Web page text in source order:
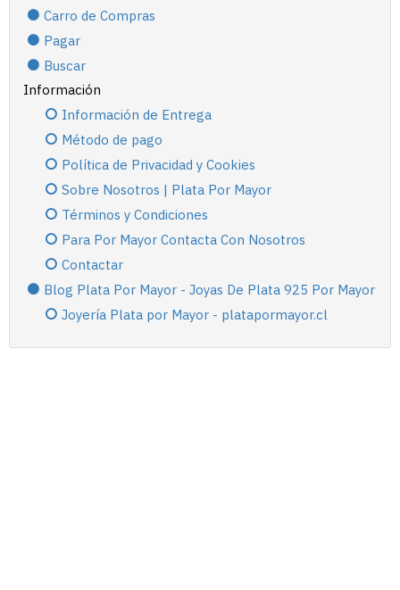
Carro de Compras
Pagar
Buscar
Información
Información de Entrega
Método de pago
Política de Privacidad y Cookies
Sobre Nosotros | Plata Por Mayor
Términos y Condiciones
Para Por Mayor Contacta Con Nosotros
Contactar
Blog Plata Por Mayor - Joyas De Plata 925 Por Mayor
Joyería Plata por Mayor - platapormayor.cl